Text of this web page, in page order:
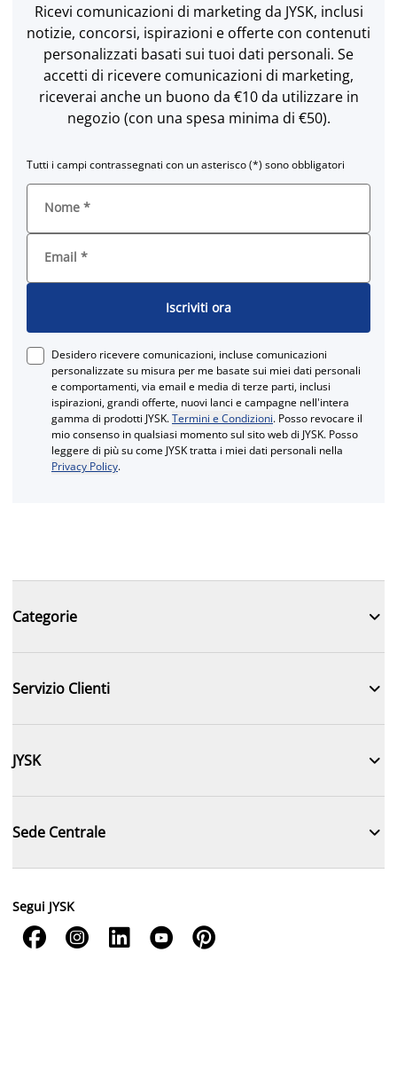
Ricevi comunicazioni di marketing da JYSK, inclusi
notizie, concorsi, ispirazioni e offerte con contenuti
personalizzati basati sui tuoi dati personali. Se
accetti di ricevere comunicazioni di marketing,
riceverai anche un buono da €10 da utilizzare in
negozio (con una spesa minima di €50).
Tutti i campi contrassegnati con un asterisco (*) sono obbligatori
Nome *
Email *
Iscriviti ora
Desidero ricevere comunicazioni, incluse comunicazioni
personalizzate su misura per me basate sui miei dati personali
e comportamenti, via email e media di terze parti, inclusi
ispirazioni, grandi offerte, nuovi lanci e campagne nell'intera
gamma di prodotti JYSK.Termini e Condizioni. Posso revocare il
mio consenso in qualsiasi momento sul sito web di JYSK. Posso
leggere di più su come JYSK tratta i miei dati personali nella
Privacy Policy.
Categorie 
Servizio Clienti 
JYSK 
Sede Centrale 
Segui JYSK
    